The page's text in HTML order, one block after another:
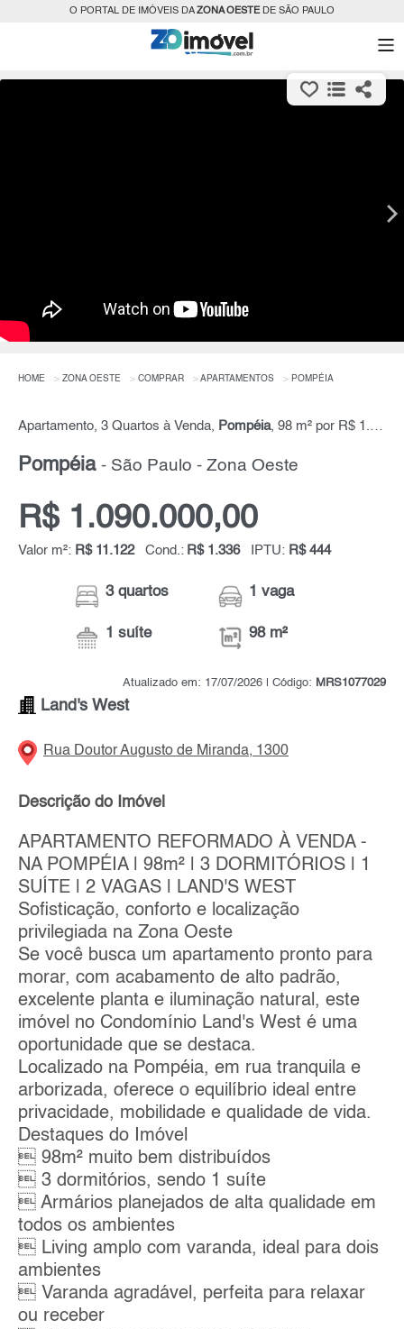
O PORTAL DE IMÓVEIS DAZONA OESTEDE SÃO PAULO
HOME ZONA OESTE COMPRAR APARTAMENTOS POMPÉIA
Apartamento, 3 Quartos à Venda, Pompéia, 98 m² por R$ 1.090.000,00
Pompéia - São Paulo - Zona Oeste
R$ 1.090.000,00
Valor m²: R$ 11.122 Cond.: R$ 1.336 IPTU: R$ 444
3 quartos
1 suíte
1 vaga
98 m²
Atualizado em: 17/07/2026 | Código: MRS1077029
Land's West
Rua Doutor Augusto de Miranda, 1300
Descrição do Imóvel
APARTAMENTO REFORMADO À VENDA -
NA POMPÉIA | 98m² | 3 DORMITÓRIOS | 1
SUÍTE | 2 VAGAS | LAND'S WEST
Sofisticação, conforto e localização
privilegiada na Zona Oeste
Se você busca um apartamento pronto para
morar, com acabamento de alto padrão,
excelente planta e iluminação natural, este
imóvel no Condomínio Land's West é uma
oportunidade que se destaca.
Localizado na Pompéia, em rua tranquila e
arborizada, oferece o equilíbrio ideal entre
privacidade, mobilidade e qualidade de vida.
Destaques do Imóvel
 98m² muito bem distribuídos
 3 dormitórios, sendo 1 suíte
 Armários planejados de alta qualidade em
todos os ambientes
 Living amplo com varanda, ideal para dois
ambientes
 Varanda agradável, perfeita para relaxar
ou receber